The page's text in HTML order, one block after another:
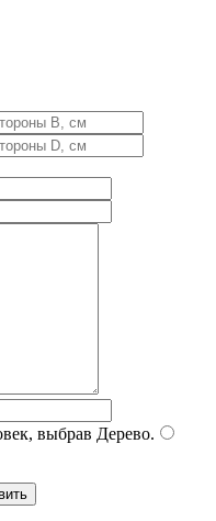
выбрав Дерево.